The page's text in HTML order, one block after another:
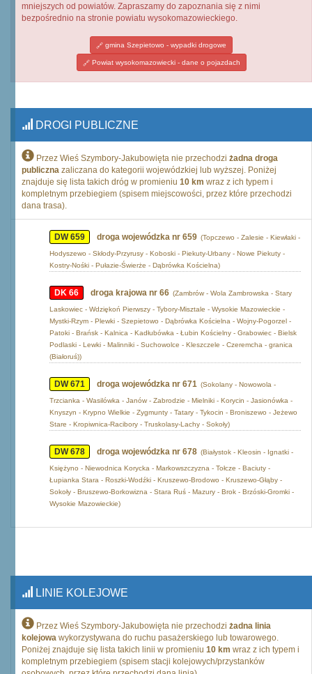
mniejszych od powiatów. Zapraszamy do zapoznania się z nimi
bezpośrednio na stronie powiatu wysokomazowieckiego.
gmina Szepietowo - wypadki drogowe
Powiat wysokomazowiecki - dane o pojazdach
DROGI PUBLICZNE
Przez Wieś Szymbory-Jakubowięta nie przechodzi żadna droga
publiczna zaliczana do kategorii wojewódzkiej lub wyższej. Poniżej
znajduje się lista takich dróg w promieniu 10 km wraz z ich typem i
kompletnym przebiegiem (spisem miejscowości, przez które przechodzi
dana trasa).
DW 659 droga wojewódzka nr 659 (Topczewo - Zalesie - Kiewłaki -
Hodyszewo - Skłody-Przyrusy - Koboski - Piekuty-Urbany - Nowe Piekuty -
Kostry-Nośki - Pułazie-Świerże - Dąbrówka Kościelna)
DK 66 droga krajowa nr 66 (Zambrów - Wola Zambrowska - Stary
Laskowiec - Wdziękoń Pierwszy - Tybory-Misztale - Wysokie Mazowieckie -
Mystki-Rzym - Plewki - Szepietowo - Dąbrówka Kościelna - Wojny-Pogorzel -
Patoki - Brańsk - Kalnica - Kadłubówka - Łubin Kościelny - Grabowiec - Bielsk
Podlaski - Lewki - Malinniki - Suchowolce - Kleszczele - Czeremcha - granica
(Białoruś))
DW 671 droga wojewódzka nr 671 (Sokolany - Nowowola -
Trzcianka - Wasilówka - Janów - Zabrodzie - Mielniki - Korycin - Jasionówka -
Knyszyn - Krypno Wielkie - Zygmunty - Tatary - Tykocin - Broniszewo - Jeżewo
Stare - Kropiwnica-Racibory - Truskolasy-Lachy - Sokoły)
DW 678 droga wojewódzka nr 678 (Białystok - Kleosin - Ignatki -
Księżyno - Niewodnica Korycka - Markowszczyzna - Tołcze - Baciuty -
Łupianka Stara - Roszki-Wodźki - Kruszewo-Brodowo - Kruszewo-Głąby -
Sokoły - Bruszewo-Borkowizna - Stara Ruś - Mazury - Brok - Brzóski-Gromki -
Wysokie Mazowieckie)
LINIE KOLEJOWE
Przez Wieś Szymbory-Jakubowięta nie przechodzi żadna linia
kolejowa wykorzystywana do ruchu pasażerskiego lub towarowego.
Poniżej znajduje się lista takich linii w promieniu 10 km wraz z ich typem i
kompletnym przebiegiem (spisem stacji kolejowych/przystanków